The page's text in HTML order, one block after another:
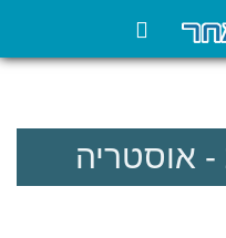
- אוסטריה